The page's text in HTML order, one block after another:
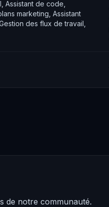
Assistant de code,
marketing, Assistant
des flux de travail,
de notre communauté.